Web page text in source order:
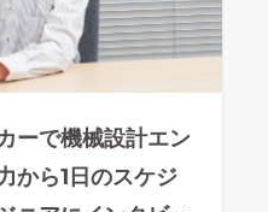
ーで機械設計エン
から1日のスケジ